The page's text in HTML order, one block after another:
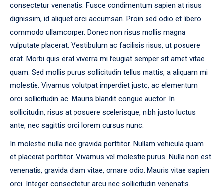
consectetur venenatis. Fusce condimentum sapien at risus
dignissim, id aliquet orci accumsan. Proin sed odio et libero
commodo ullamcorper. Donec non risus mollis magna
vulputate placerat. Vestibulum ac facilisis risus, ut posuere
erat. Morbi quis erat viverra mi feugiat semper sit amet vitae
quam. Sed mollis purus sollicitudin tellus mattis, a aliquam mi
molestie. Vivamus volutpat imperdiet justo, ac elementum
orci sollicitudin ac. Mauris blandit congue auctor. In
sollicitudin, risus at posuere scelerisque, nibh justo luctus
ante, nec sagittis orci lorem cursus nunc.
In molestie nulla nec gravida porttitor. Nullam vehicula quam
et placerat porttitor. Vivamus vel molestie purus. Nulla non est
venenatis, gravida diam vitae, ornare odio. Mauris vitae sapien
orci. Integer consectetur arcu nec sollicitudin venenatis.